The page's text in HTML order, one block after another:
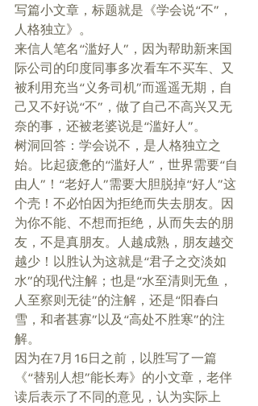
写篇小文章，标题就是《学会说“不”，
人格独立》。
来信人笔名“滥好人”，因为帮助新来国
际公司的印度同事多次看车不买车、又
被利用充当“义务司机”而遥遥无期，自
己又不好说“不”，做了自己不高兴又无
奈的事，还被老婆说是“滥好人”。
树洞回答：学会说不，是人格独立之
始。比起疲惫的“滥好人”，世界需要“自
由人”！“老好人”需要大胆脱掉“好人”这
个壳！不必怕因为拒绝而失去朋友。因
为你不能、不想而拒绝，从而失去的朋
友，不是真朋友。人越成熟，朋友越交
越少！以胜认为这就是“君子之交淡如
水”的现代注解；也是“水至清则无鱼，
人至察则无徒”的注解，还是“阳春白
雪，和者甚寡”以及“高处不胜寒”的注
解。
因为在7月16日之前，以胜写了一篇
《“替别人想”能长寿》的小文章，老伴
读后表示了不同的意见，认为实际上